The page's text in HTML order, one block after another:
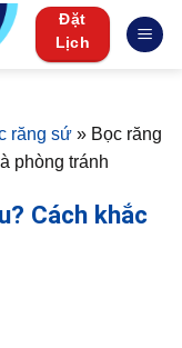
Đặt
Lịch
răng sứ » Bọc răng
phòng tránh
Cách khắc